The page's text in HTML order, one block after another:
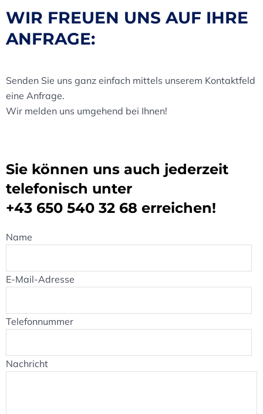
WIR FREUEN UNS AUF IHRE
ANFRAGE:
Senden Sie uns ganz einfach mittels unserem Kontaktfeld
eine Anfrage.
Wir melden uns umgehend bei Ihnen!
Sie können uns auch jederzeit
telefonisch unter
+43 650 540 32 68 erreichen!
Name
E-Mail-Adresse
Telefonnummer
Nachricht